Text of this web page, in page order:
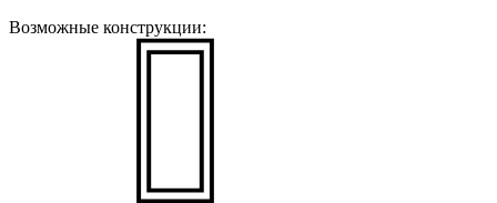
Возможные конструкции: